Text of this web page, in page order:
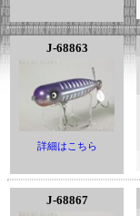
J-68863
詳細はこちら
J-68867